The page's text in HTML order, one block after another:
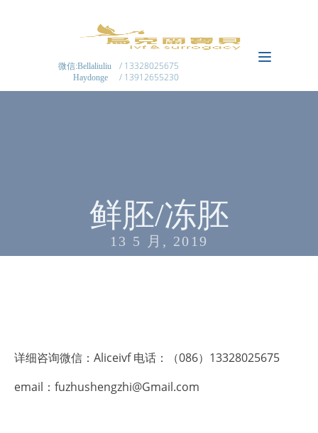
微信:Bellaliuliu
Haydonge
/ 13328025675
/ 13912655230
鲜胚/冻胚
13 5 月, 2019
详细咨询微信：Aliceivf 电话：（086）13328025675
email：fuzhushengzhi@Gmail.com